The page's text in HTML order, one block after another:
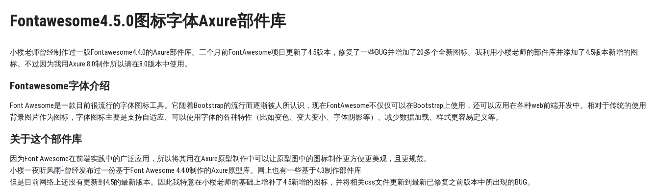
Fontawesome4.5.0图标字体Axure部件库
小楼老师曾经制作过一版Fontawesome4.4.0的Axure部件库。三个月前FontAwesome项目更新了4.5版本，修复了一些BUG并增加了20多个全新图标。我利用小楼老师的部件库并添加了4.5版本新增的图
标。不过因为我用Axure 8.0制作所以请在8.0版本中使用。
Fontawesome字体介绍
Font Awesome是一款目前很流行的字体图标工具。它随着Bootstrap的流行而逐渐被人所认识，现在FontAwesome不仅仅可以在Bootstrap上使用，还可以应用在各种web前端开发中。相对于传统的使用
背景图片作为图标，字体图标主要是支持自适应、可以使用字体的各种特性（比如变色、变大变小、字体阴影等）、减少数据加载、样式更容易定义等。
关于这个部件库
因为Font Awesome在前端实践中的广泛应用，所以将其用在Axure原型制作中可以让原型图中的图标制作更方便更美观，且更规范。
小楼一夜听风雨1 曾经发布过一份基于Font Awesome 4.4.0制作的Axure原型库。网上也有一些基于4.3制作部件库
但是目前网络上还没有更新到4.5的最新版本。因此我特意在小楼老师的基础上增补了4.5新增的图标，并将相关css文件更新到最新已修复之前版本中所出现的BUG。